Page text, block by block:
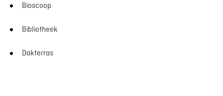
Bioscoop
Bibliotheek
Dakterras